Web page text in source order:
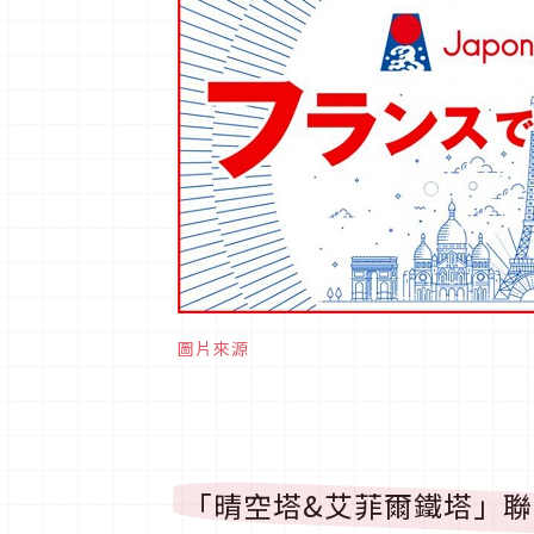
圖片來源
「晴空塔&艾菲爾鐵塔」